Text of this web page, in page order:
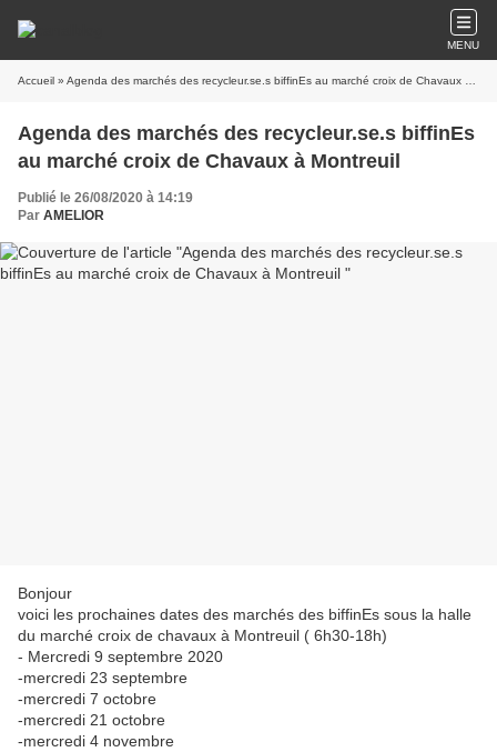
MENU
Accueil » Agenda des marchés des recycleur.se.s biffinEs au marché croix de Chavaux à Montreuil
Agenda des marchés des recycleur.se.s biffinEs
au marché croix de Chavaux à Montreuil
Publié le 26/08/2020 à 14:19
Par AMELIOR
Bonjour
voici les prochaines dates des marchés des biffinEs sous la halle
du marché croix de chavaux à Montreuil ( 6h30-18h)
- Mercredi 9 septembre 2020
-mercredi 23 septembre
-mercredi 7 octobre
-mercredi 21 octobre
-mercredi 4 novembre